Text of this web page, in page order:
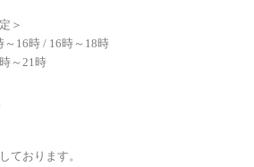
＞
～16時 / 16時～18時
～21時
ております。